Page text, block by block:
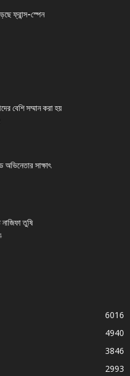
ফ্রান্স-স্পেন
বেশি সম্মান করা হয়
সাক্ষাৎ
তুষি
6016
4940
3846
2993